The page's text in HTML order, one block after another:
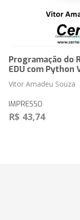
Programação do
EDU com Python
Vitor Amadeu Souza
IMPRESSO
R$ 43,74